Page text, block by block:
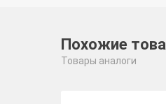
Похожие
Товары аналоги